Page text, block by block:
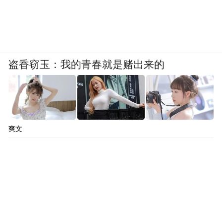
盗香窃玉：我的青春就是赌出来的
爽文